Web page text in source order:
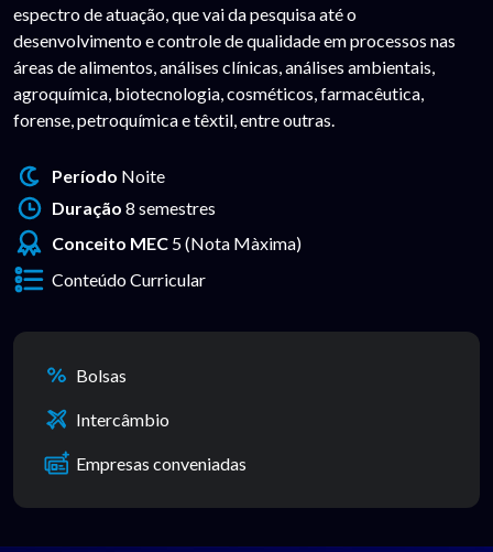
espectro de atuação, que vai da pesquisa até o
desenvolvimento e controle de qualidade em processos nas
áreas de alimentos, análises clínicas, análises ambientais,
agroquímica, biotecnologia, cosméticos, farmacêutica,
forense, petroquímica e têxtil, entre outras.
Período Noite
Duração 8 semestres
Conceito MEC 5 (Nota Màxima)
Conteúdo Curricular
Bolsas
Intercâmbio
Empresas conveniadas